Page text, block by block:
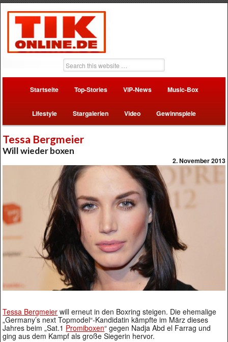
Startseite Top-Stories VIP-News Music-Box
Lifestyle Stargalerien Video Gewinnspiele
Tessa Bergmeier
Will wieder boxen
2. November 2013
Tessa Bergmeier will erneut in den Boxring steigen. Die ehemalige
„Germany’s next Topmodel“-Kandidatin kämpfte im März dieses
Jahres beim „Sat.1 Promiboxen“ gegen Nadja Abd el Farrag und
ging aus dem Kampf als große Siegerin hervor.